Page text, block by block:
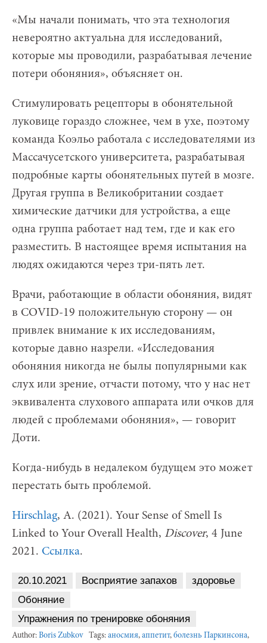
«Мы начали понимать, что эта технология
невероятно актуальна для исследований,
которые мы проводили, разрабатывая лечение
потери обоняния», объясняет он.
Стимулировать рецепторы в обонятельной
луковице гораздо сложнее, чем в ухе, поэтому
команда Коэльо работала с исследователями из
Массачусетского университета, разрабатывая
подробные карты обонятельных путей в мозге.
Другая группа в Великобритании создает
химические датчики для устройства, а еще
одна группа работает над тем, где и как его
разместить. В настоящее время испытания на
людях ожидаются через три-пять лет.
Врачи, работающие в области обоняния, видят
в COVID-19 положительную сторону — он
привлек внимание к их исследованиям,
которые давно назрели. «Исследования
обоняния никогда не былы популярными как
слух или зрение, отчасти потому, что у нас нет
эквивалента слухового аппарата или очков для
людей с проблемами обоняния», — говорит
Доти.
Когда-нибудь в недалеком будущем это может
перестать быть проблемой.
Hirschlag, А. (2021). Your Sense of Smell Is
Linked to Your Overall Health, Discover, 4 June
2021. Ссылка.
20.10.2021 Восприятие запахов
здоровье
Обоняние
Упражнения по тренировке обоняния
Author: Boris Zubkov Tags: аносмия, аппетит, болезнь Паркинсона,